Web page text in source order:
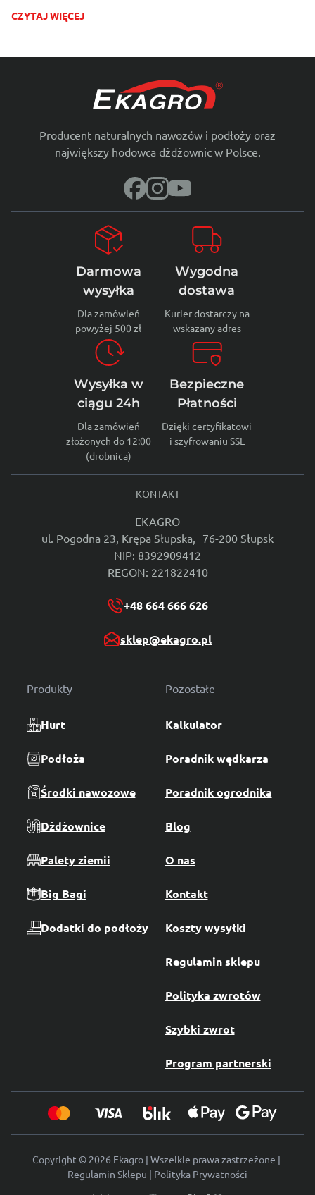
również profilaktyka chorób i obserwacja roślin – zdrowe,
dobrze pielęgnowane pomidory skuteczniej wykorzystują
CZYTAJ WIĘCEJ
Producent naturalnych nawozów i podłoży oraz
największy hodowca dżdżownic w Polsce.
Darmowa
wysyłka
Dla zamówień
powyżej 500 zł
Wygodna
dostawa
Kurier dostarczy na
wskazany adres
Wysyłka w
ciągu 24h
Dla zamówień
złożonych do 12:00
(drobnica)
Bezpieczne
Płatności
Dzięki certyfikatowi
i szyfrowaniu SSL
KONTAKT
EKAGRO
ul. Pogodna 23, Krępa Słupska, 76-200 Słupsk
NIP: 8392909412
REGON: 221822410
+48 664 666 626
sklep@ekagro.pl
Produkty
Hurt
Podłoża
Środki nawozowe
Dżdżownice
Palety ziemii
Big Bagi
Dodatki do podłoży
Pozostałe
Kalkulator
Poradnik wędkarza
Poradnik ogrodnika
Blog
O nas
Kontakt
Koszty wysyłki
Regulamin sklepu
Polityka zwrotów
Szybki zwrot
Program partnerski
Copyright © 2026 Ekagro | Wszelkie prawa zastrzeżone |
Regulamin Sklepu | Polityka Prywatności